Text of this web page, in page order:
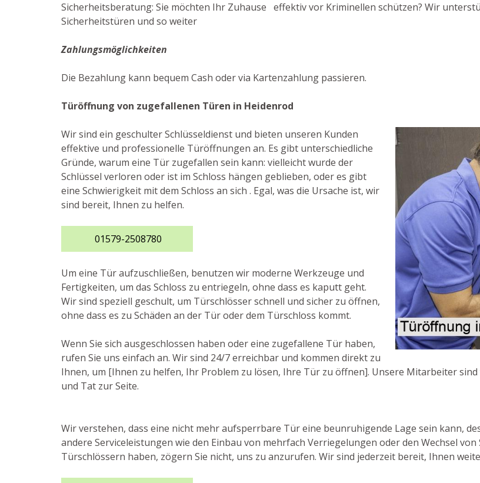
Sicherheitsberatung: Sie möchten Ihr Zuhause effektiv vor Kriminellen schützen? Wir
Sicherheitstüren und so weiter
Zahlungsmöglichkeiten
Die Bezahlung kann bequem Cash oder via Kartenzahlung passieren.
Türöffnung von zugefallenen Türen in Heidenrod
Wir sind ein geschulter Schlüsseldienst und bieten unseren Kunden
effektive und professionelle Türöffnungen an. Es gibt unterschiedliche
Gründe, warum eine Tür zugefallen sein kann: vielleicht wurde der
Schlüssel verloren oder ist im Schloss hängen geblieben, oder es gibt
eine Schwierigkeit mit dem Schloss an sich . Egal, was die Ursache ist, wir
sind bereit, Ihnen zu helfen.
01579-2508780
Um eine Tür aufzuschließen, benutzen wir moderne Werkzeuge und
Fertigkeiten, um das Schloss zu entriegeln, ohne dass es kaputt geht.
Wir sind speziell geschult, um Türschlösser schnell und sicher zu öffnen,
ohne dass es zu Schäden an der Tür oder dem Türschloss kommt.
Wenn Sie sich ausgeschlossen haben oder eine zugefallene Tür haben,
rufen Sie uns einfach an. Wir sind 24/7 erreichbar und kommen direkt zu
Ihnen, um [Ihnen zu helfen, Ihr Problem zu lösen, Ihre Tür zu öffnen]. Unsere Mitarbeiter
und Tat zur Seite.
Wir verstehen, dass eine nicht mehr aufsperrbare Tür eine beunruhigende Lage sein kann,
andere Serviceleistungen wie den Einbau von mehrfach Verriegelungen oder den Wechsel
Türschlössern haben, zögern Sie nicht, uns zu anzurufen. Wir sind jederzeit bereit, Ihnen